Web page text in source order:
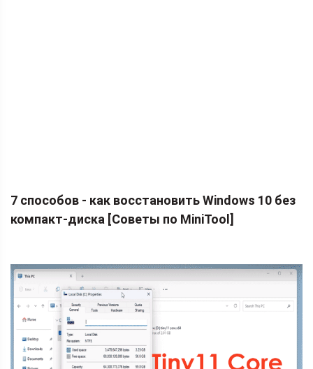
7 способов - как восстановить Windows 10 без
компакт-диска [Советы по MiniTool]